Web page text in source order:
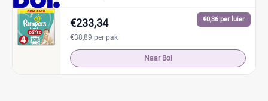
€0,36 per luier
€233,34
€38,89 per pak
Naar Bol